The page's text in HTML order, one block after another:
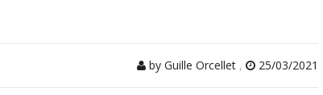
by Guille Orcellet , 25/03/2021